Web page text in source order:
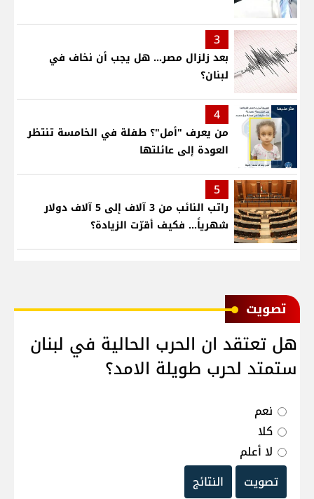
3
بعد زلزال مصر... هل يجب أن نخاف في
لبنان؟
4
من يعرف "أمل"؟ طفلة في الخامسة تنتظر
العودة إلى عائلتها
5
راتب النائب من 3 آلاف إلى 5 آلاف دولار
شهرياً... فكيف أقرّت الزيادة؟
ﺗﺼﻮﻳﺖ
هل تعتقد ان الحرب الحالية في لبنان
ستمتد لحرب طويلة الامد؟
نعم
كلا
لا أعلم
تصويت
النتائج